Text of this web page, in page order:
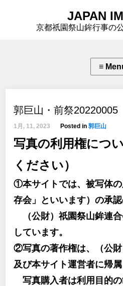
JAPAN
京都祇園祭山鉾行事の
郭巨山・前祭20220005
1月, 11, 2023 Posted in郭巨山
写真の利用権につ
ください）
①本サイトでは、被写体
存会」といいます）の承認
（公財）祇園祭山鉾連
しています。
②写真の著作権は、（公
及び本サイト運営者に帰属
写真購入者は利用目的の